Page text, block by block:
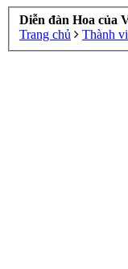
Diễn đàn Hoa của
Trang chủ
Thành